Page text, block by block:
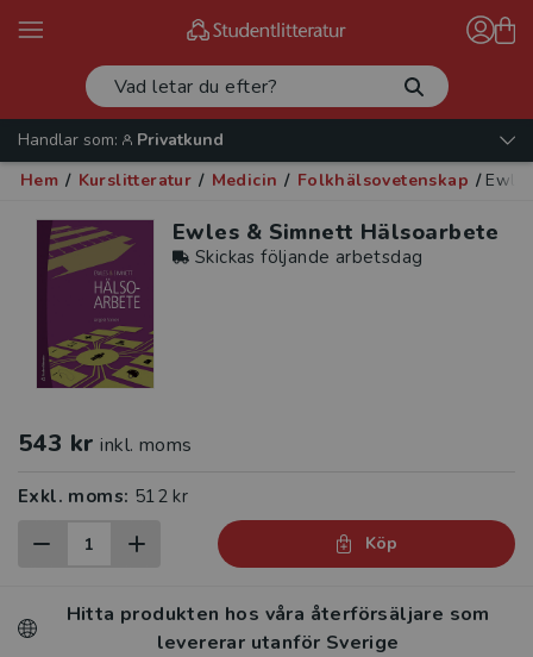
Handlar som:
Privatkund
Hem / Kurslitteratur / Medicin / Folkhälsovetenskap /
Ewles & Simnett Hälsoarbete
Skickas följande arbetsdag
543 kr inkl. moms
Exkl. moms: 512 kr
Köp
Hitta produkten hos våra återförsäljare som
levererar utanför Sverige